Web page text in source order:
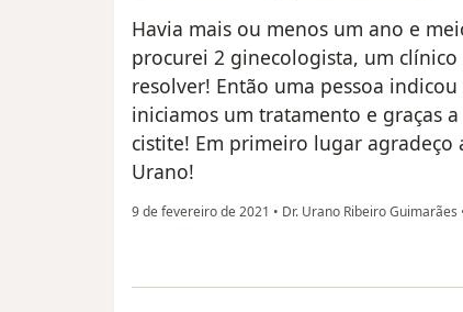
Havia mais ou menos um ano e
procurei 2 ginecologista, um
resolver! Então uma pessoa
iniciamos um tratamento e graças
cistite! Em primeiro lugar agradeço
Urano!
9 de fevereiro de 2021 • Dr. Urano Ribeiro Guimarães